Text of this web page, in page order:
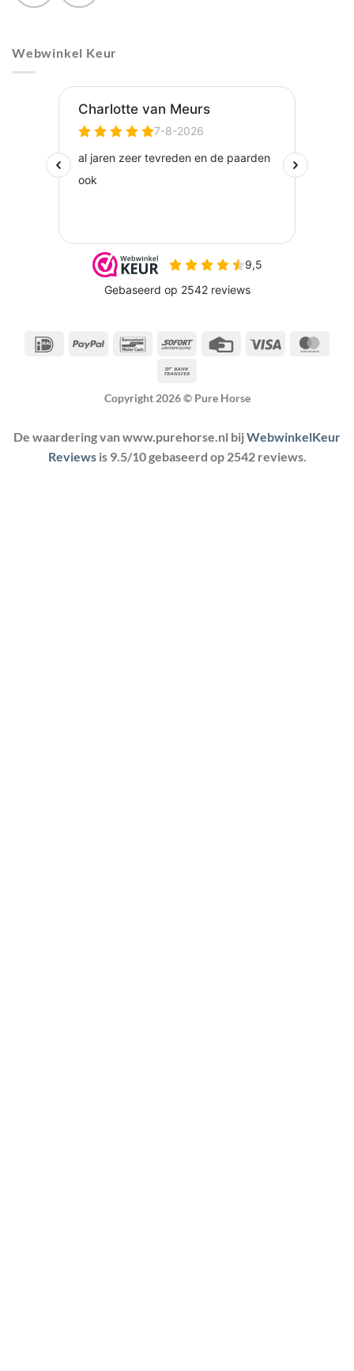
Webwinkel Keur
IDeal PayPal BancontactSofort
Credit
Visa
Copyright 2026 © Pure Horse
De waardering van www.purehorse.nl bijWebwinkelKeur
Reviewsis 9.5/10 gebaseerd op 2542 reviews.